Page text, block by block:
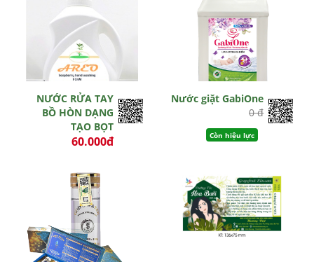
NƯỚC RỬA TAY
BỒ HÒN DẠNG
TẠO BỌT
60.000đ
Hết hiệu lực
Nước giặt GabiOne
0 đ
Còn hiệu lực